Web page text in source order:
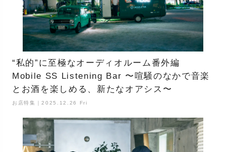
“私的”に至極なオーディオルーム番外編
Mobile SS Listening Bar 〜喧騒のなかで音楽
とお酒を楽しめる、新たなオアシス〜
お店特集｜2025.12.26 Fri